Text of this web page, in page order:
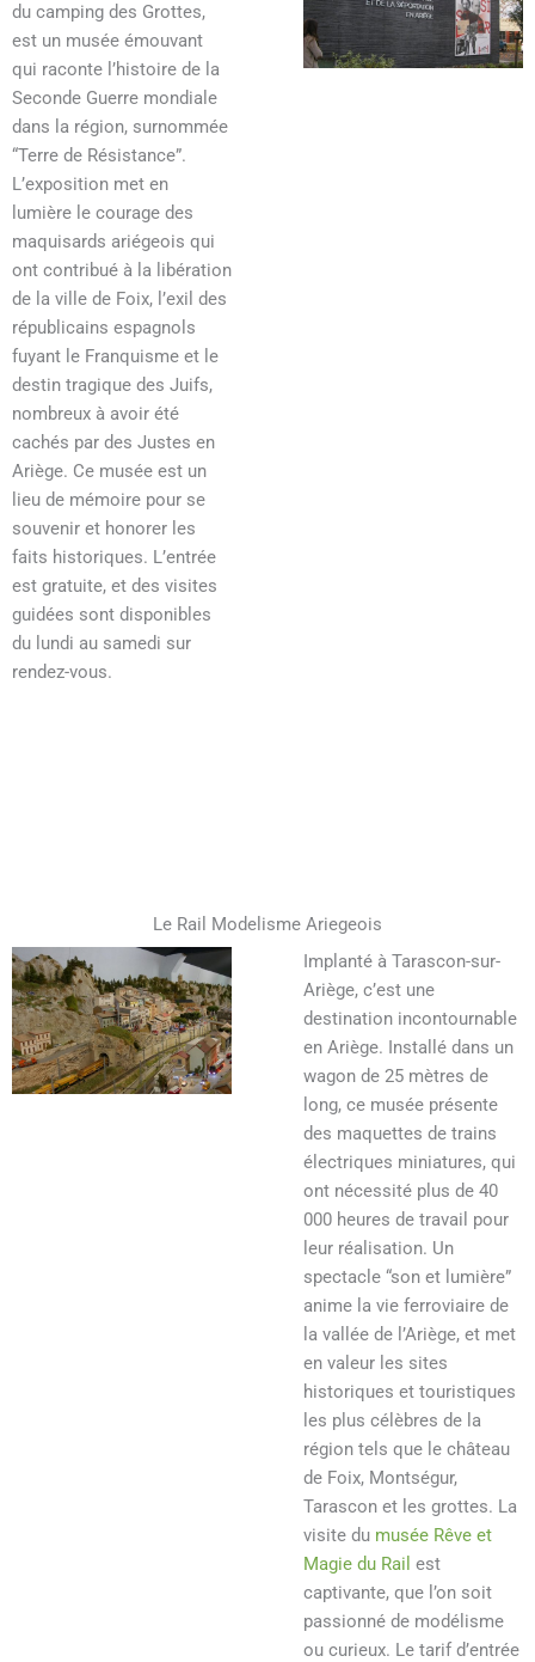
du camping des Grottes,
est un musée émouvant
qui raconte l’histoire de la
Seconde Guerre mondiale
dans la région, surnommée
“Terre de Résistance”.
L’exposition met en
lumière le courage des
maquisards ariégeois qui
ont contribué à la libération
de la ville de Foix, l’exil des
républicains espagnols
fuyant le Franquisme et le
destin tragique des Juifs,
nombreux à avoir été
cachés par des Justes en
Ariège. Ce musée est un
lieu de mémoire pour se
souvenir et honorer les
faits historiques. L’entrée
est gratuite, et des visites
guidées sont disponibles
du lundi au samedi sur
rendez-vous.
Le Rail Modelisme Ariegeois
Implanté à Tarascon-sur-
Ariège, c’est une
destination incontournable
en Ariège. Installé dans un
wagon de 25 mètres de
long, ce musée présente
des maquettes de trains
électriques miniatures, qui
ont nécessité plus de 40
000 heures de travail pour
leur réalisation. Un
spectacle “son et lumière”
anime la vie ferroviaire de
la vallée de l’Ariège, et met
en valeur les sites
historiques et touristiques
les plus célèbres de la
région tels que le château
de Foix, Montségur,
Tarascon et les grottes. La
visite du musée Rêve et
Magie du Rail est
captivante, que l’on soit
passionné de modélisme
ou curieux. Le tarif d’entrée